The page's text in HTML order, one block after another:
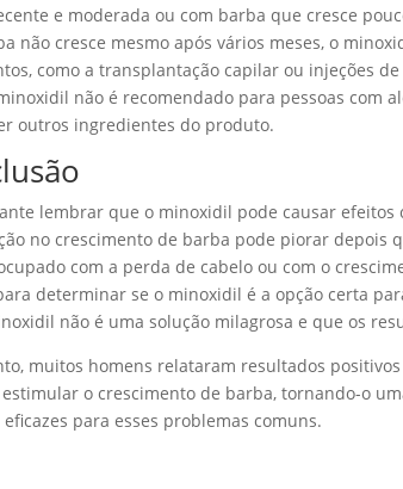
e moderada ou com barba que cresce
não cresce mesmo após vários meses, o
como a transplantação capilar ou injeções
não é recomendado para pessoas com
outros ingredientes do produto.
lembrar que o minoxidil pode causar efeitos
no crescimento de barba pode piorar depois
com a perda de cabelo ou com o
determinar se o minoxidil é a opção certa
não é uma solução milagrosa e que os
muitos homens relataram resultados
o crescimento de barba, tornando-o
eficazes para esses problemas comuns.